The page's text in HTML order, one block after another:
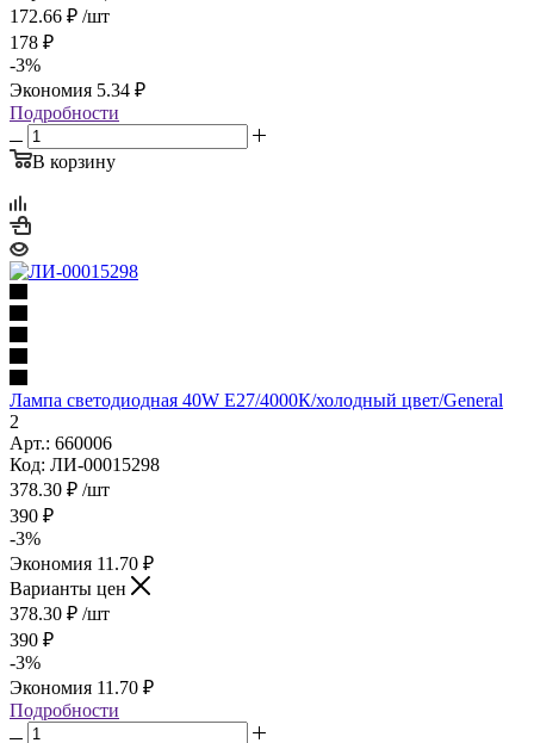
172.66 ₽ /шт
178 ₽
-3%
Экономия 5.34 ₽
Подробности
В корзину
Лампа светодиодная 40W Е27/4000К/холодный цвет/General
2
Арт.: 660006
Код: ЛИ-00015298
378.30 ₽ /шт
390 ₽
-3%
Экономия 11.70 ₽
Варианты цен
378.30 ₽ /шт
390 ₽
-3%
Экономия 11.70 ₽
Подробности